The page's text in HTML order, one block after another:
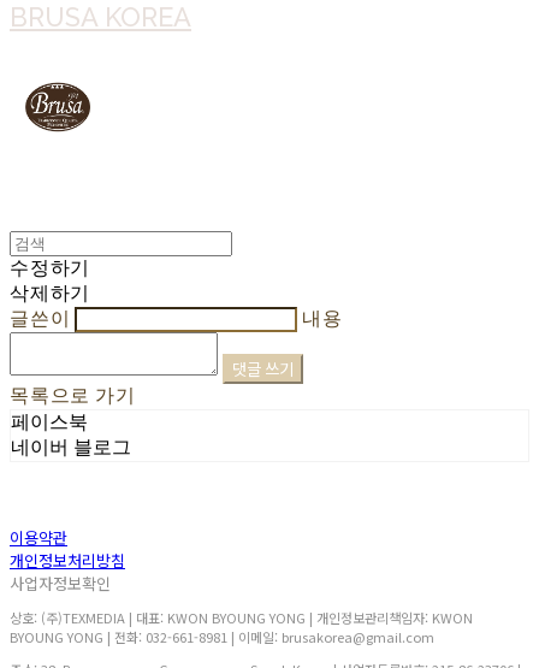
BRUSA KOREA
수정하기
삭제하기
글쓴이
내용
댓글 쓰기
목록으로 가기
페이스북
네이버 블로그
이용약관
개인정보처리방침
사업자정보확인
상호: (주)TEXMEDIA | 대표: KWON BYOUNG YONG | 개인정보관리책임자: KWON
BYOUNG YONG | 전화: 032-661-8981 | 이메일: brusakorea@gmail.com